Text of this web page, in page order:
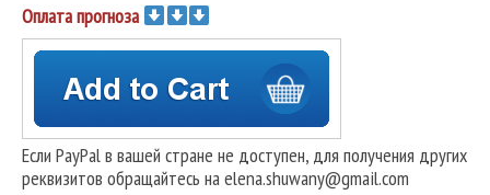
Оплата прогноза
Если PayPal в вашей стране не доступен, для получения других
реквизитов обращайтесь на elena.shuwany@gmail.com